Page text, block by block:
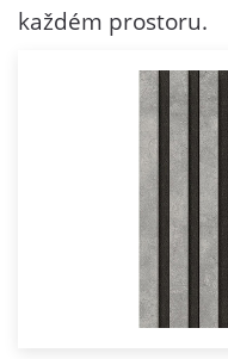
každém prostoru.